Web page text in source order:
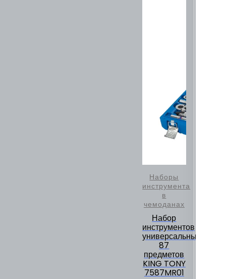
Наборы
инструмента
в
чемоданах
Набор
инструментов
универсальный,
87
предметов
KING TONY
7587MR01